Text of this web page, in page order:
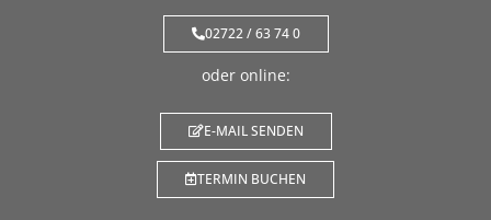
02722 / 63 74 0
oder online:
E-MAIL SENDEN
TERMIN BUCHEN